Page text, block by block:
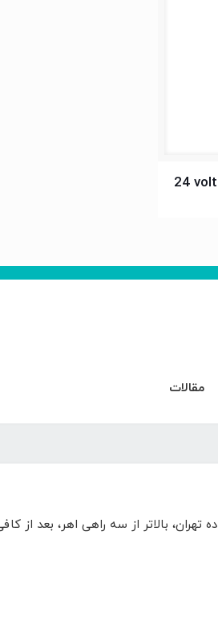
کنید
24
مقالات
تهران، بالاتر از سه راهی اهر، بعد از